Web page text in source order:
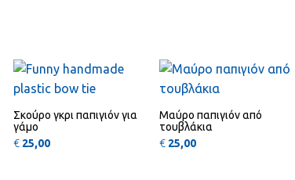
Σκούρο γκρι παπιγιόν για
γάμο
€ 25,00
Μαύρο παπιγιόν από
τουβλάκια
€ 25,00